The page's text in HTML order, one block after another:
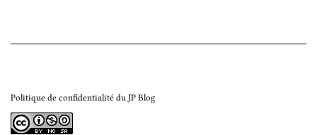
Politique de confidentialité du JP Blog